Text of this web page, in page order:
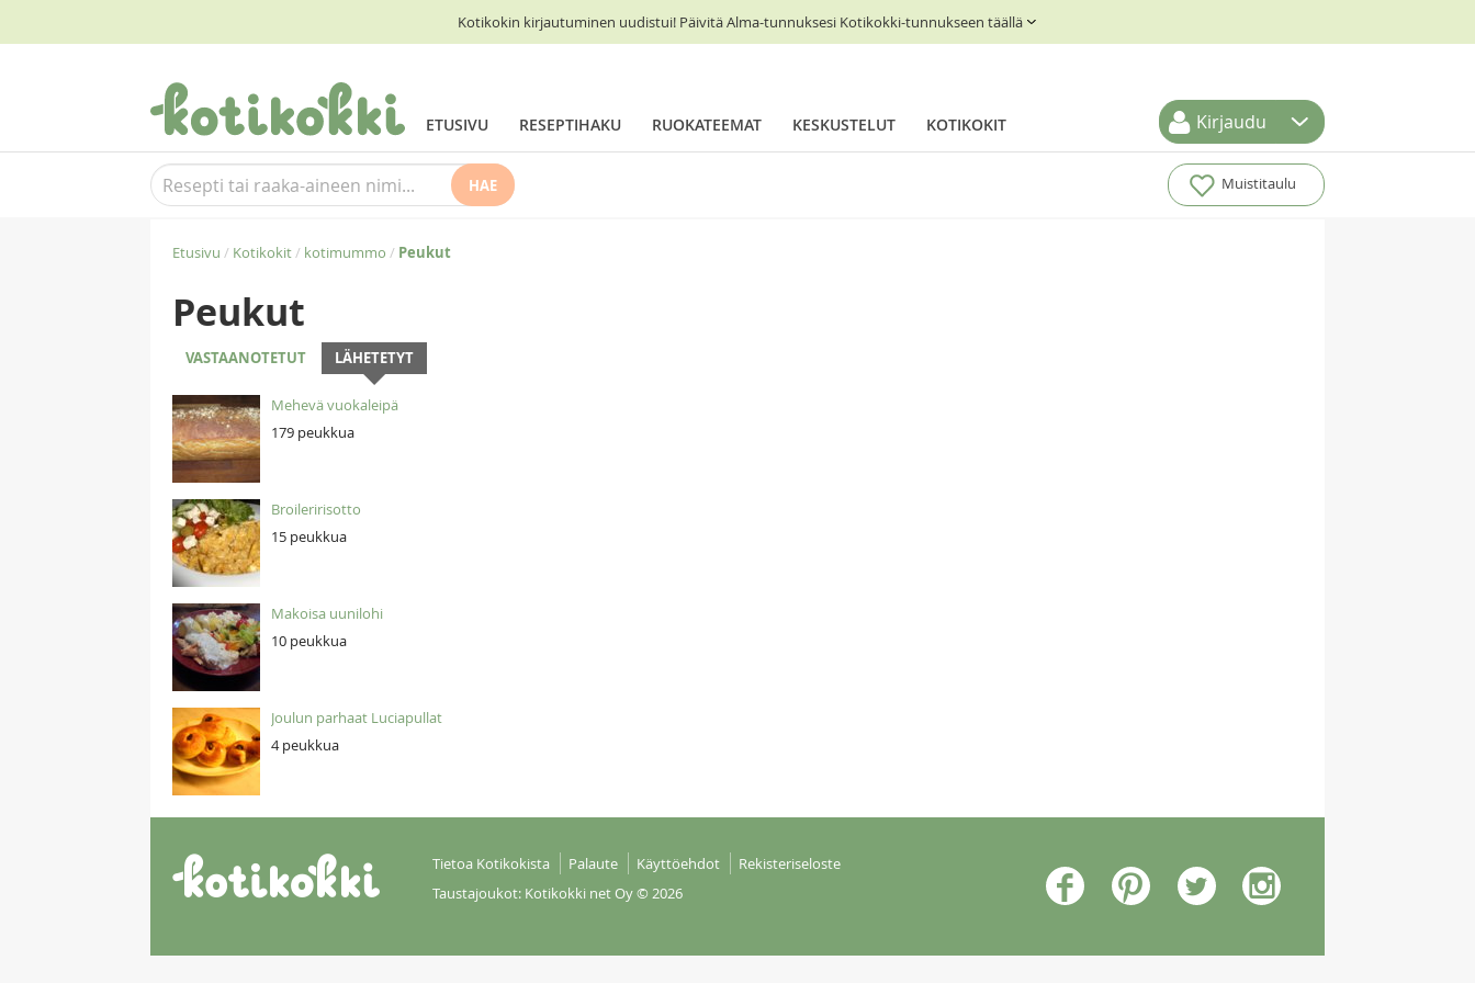
Kotikokin kirjautuminen uudistui! Päivitä Alma-tunnuksesi Kotikokki-tunnukseen täällä
ETUSIVU RESEPTIHAKU RUOKATEEMAT KESKUSTELUT KOTIKOKIT Kirjaudu
HAE Muistitaulu
Etusivu / Kotikokit/ kotimummo / Peukut
Peukut
VASTAANOTETUT LÄHETETYT
Mehevä vuokaleipä
179 peukkua
Broileririsotto
15 peukkua
Makoisa uunilohi
10 peukkua
Joulun parhaat Luciapullat
4 peukkua
Tietoa Kotikokista Palaute Käyttöehdot
Rekisteriseloste
Taustajoukot: Kotikokki net Oy© 2026